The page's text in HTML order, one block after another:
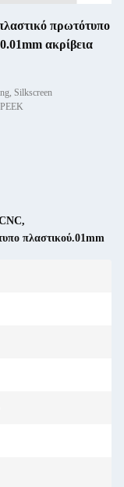
πρωτότυπο
ακρίβεια
Silkscreen
,
πλαστικού.01mm